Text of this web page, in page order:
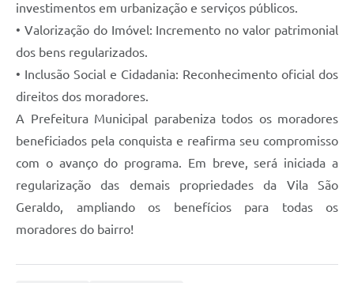
investimentos em urbanização e serviços públicos.
• Valorização do Imóvel: Incremento no valor patrimonial
dos bens regularizados.
• Inclusão Social e Cidadania: Reconhecimento oficial dos
direitos dos moradores.
A Prefeitura Municipal parabeniza todos os moradores
beneficiados pela conquista e reafirma seu compromisso
com o avanço do programa. Em breve, será iniciada a
regularização das demais propriedades da Vila São
Geraldo, ampliando os benefícios para todas os
moradores do bairro!